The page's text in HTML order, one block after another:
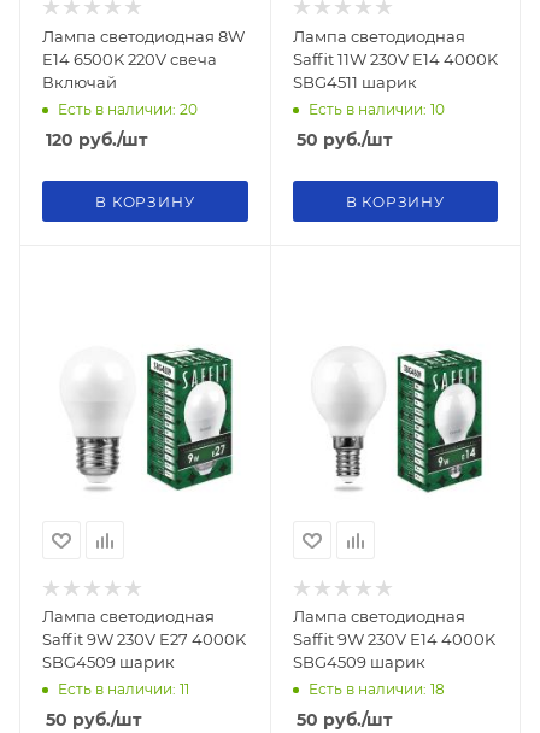
Лампа светодиодная 8W
E14 6500K 220V свеча
Включай
Есть в наличии: 20
120 руб./шт
В КОРЗИНУ
Лампа светодиодная
Saffit 11W 230V Е14 4000K
SBG4511 шарик
Есть в наличии: 10
50 руб./шт
В КОРЗИНУ
Лампа светодиодная
Saffit 9W 230V Е27 4000K
SBG4509 шарик
Есть в наличии: 11
50 руб./шт
Лампа светодиодная
Saffit 9W 230V Е14 4000K
SBG4509 шарик
Есть в наличии: 18
50 руб./шт